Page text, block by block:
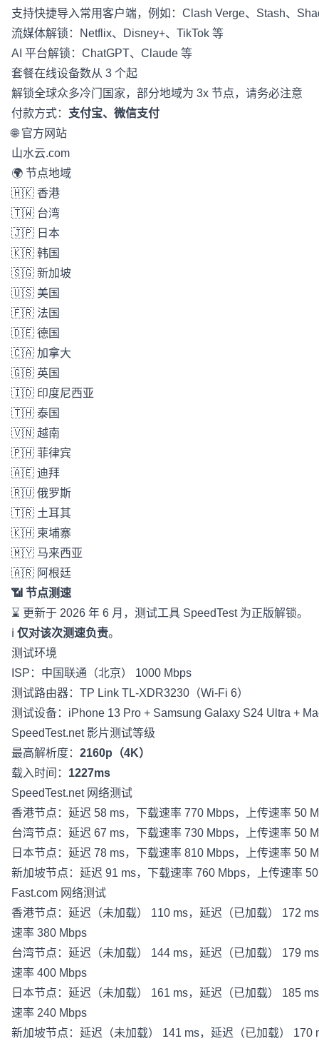
支持快捷导入常用客户端，例如：Clash Verge、Stash、
流媒体解锁：Netflix、Disney+、TikTok 等
AI 平台解锁：ChatGPT、Claude 等
套餐在线设备数从 3 个起
解锁全球众多冷门国家，部分地域为 3x 节点，请务必注意
付款方式： 支付宝、微信支付
🌐 官方网站
山水云.com
🌍 节点地域
🇭🇰 香港
🇹🇼 台湾
🇯🇵 日本
🇰🇷 韩国
🇸🇬 新加坡
🇺🇸 美国
🇫🇷 法国
🇩🇪 德国
🇨🇦 加拿大
🇬🇧 英国
🇮🇩 印度尼西亚
🇹🇭 泰国
🇻🇳 越南
🇵🇭 菲律宾
🇦🇪 迪拜
🇷🇺 俄罗斯
🇹🇷 土耳其
🇰🇭 柬埔寨
🇲🇾 马来西亚
🇦🇷 阿根廷
📶 节点测速
⌛️ 更新于 2026 年 6 月，测试工具 SpeedTest 为正版解锁。
ℹ️ 仅对该次测速负责。
测试环境
ISP：中国联通（北京） 1000 Mbps
测试路由器：TP Link TL-XDR3230（Wi-Fi 6）
测试设备：iPhone 13 Pro + Samsung Galaxy S24 Ultra +
SpeedTest.net影片测试等级
最高解析度： 2160p（4K）
载入时间： 1227ms
SpeedTest.net网络测试
香港节点：延迟 58 ms，下载速率 770 Mbps，上传速率 50
台湾节点：延迟 67 ms，下载速率 730 Mbps，上传速率 50
日本节点：延迟 78 ms，下载速率 810 Mbps，上传速率 50
新加坡节点：延迟 91 ms，下载速率 760 Mbps，上传速率
Fast.com 网络测试
香港节点：延迟（未加载） 110 ms，延迟（已加载） 172
速率 380 Mbps
台湾节点：延迟（未加载） 144 ms，延迟（已加载） 179
速率 400 Mbps
日本节点：延迟（未加载） 161 ms，延迟（已加载） 185
速率 240 Mbps
新加坡节点：延迟（未加载） 141 ms，延迟（已加载） 170